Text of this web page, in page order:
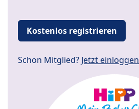
Kostenlos registrieren
Schon Mitglied? Jetzt einloggen